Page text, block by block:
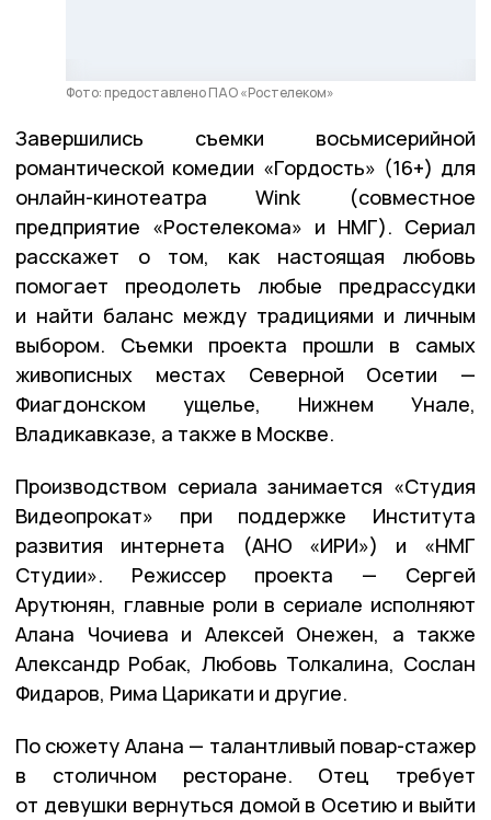
Фото: предоставлено ПАО «Ростелеком»
Завершились съемки восьмисерийной
романтической комедии «Гордость» (16+) для
онлайн-кинотеатра Wink (совместное
предприятие «Ростелекома» и НМГ). Сериал
расскажет о том, как настоящая любовь
помогает преодолеть любые предрассудки
и найти баланс между традициями и личным
выбором. Съемки проекта прошли в самых
живописных местах Северной Осетии —
Фиагдонском ущелье, Нижнем Унале,
Владикавказе, а также в Москве.
Производством сериала занимается «Студия
Видеопрокат» при поддержке Института
развития интернета (АНО «ИРИ») и «НМГ
Студии». Режиссер проекта — Сергей
Арутюнян, главные роли в сериале исполняют
Алана Чочиева и Алексей Онежен, а также
Александр Робак, Любовь Толкалина, Сослан
Фидаров, Рима Царикати и другие.
По сюжету Алана — талантливый повар-стажер
в столичном ресторане. Отец требует
от девушки вернуться домой в Осетию и выйти